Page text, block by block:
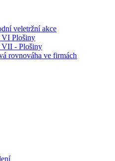
veletržní akce
VI Plošiny
VII - Plošiny
rovnováha ve firmách